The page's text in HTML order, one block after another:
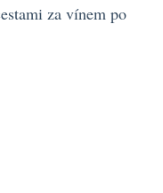
za vínem po